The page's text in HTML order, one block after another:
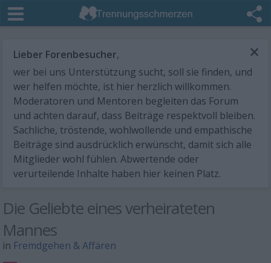
×
Lieber Forenbesucher,
wer bei uns Unterstützung sucht, soll sie finden, und
wer helfen möchte, ist hier herzlich willkommen.
Moderatoren und Mentoren begleiten das Forum
und achten darauf, dass Beiträge respektvoll bleiben.
Sachliche, tröstende, wohlwollende und empathische
Beiträge sind ausdrücklich erwünscht, damit sich alle
Mitglieder wohl fühlen. Abwertende oder
verurteilende Inhalte haben hier keinen Platz.
Die Geliebte eines verheirateten
Mannes
in Fremdgehen & Affären